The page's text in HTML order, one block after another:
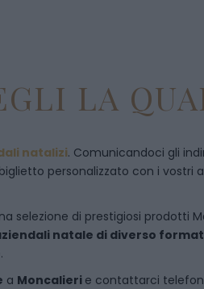
LA
natalizi. Comunicandoci gli
personalizzato con i vostri
selezione di prestigiosi prodotti
natale di diverso
a Moncalieri e contattarci